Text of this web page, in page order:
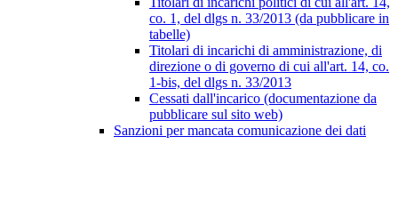
co. 1, del dlgs n. 33/2013 (da pubblicare in
tabelle)
Titolari di incarichi di amministrazione, di
direzione o di governo di cui all'art. 14, co.
1-bis, del dlgs n. 33/2013
Cessati dall'incarico (documentazione da
pubblicare sul sito web)
Sanzioni per mancata comunicazione dei dati